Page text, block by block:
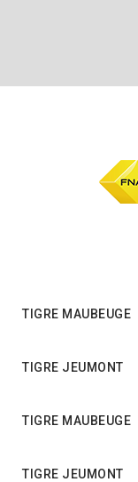
TIGRE MAUBEUGE
TIGRE JEUMONT
TIGRE MAUBEUGE
TIGRE JEUMONT